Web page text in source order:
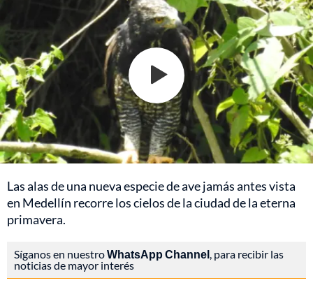
Las alas de una nueva especie de ave jamás antes vista
en Medellín recorre los cielos de la ciudad de la eterna
primavera.
Síganos en nuestroWhatsApp Channel , para recibir las
noticias de mayor interés